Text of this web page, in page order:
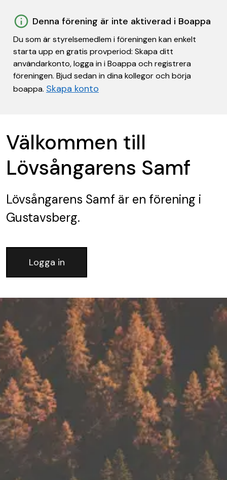
Denna förening är inte aktiverad i Boappa
Du som är styrelsemedlem i föreningen kan enkelt
starta upp en gratis provperiod: Skapa ditt
användarkonto, logga in i Boappa och registrera
föreningen. Bjud sedan in dina kollegor och börja
boappa. Skapa konto
Välkommen till
Lövsångarens Samf
Lövsångarens Samf är en förening i
Gustavsberg.
Logga in